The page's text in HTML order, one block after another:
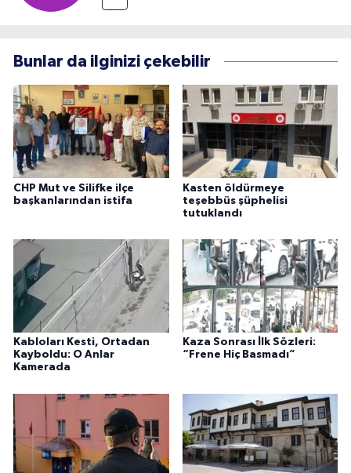
Bunlar da ilginizi çekebilir
CHP Mut ve Silifke ilçe
başkanlarından istifa
Kasten öldürmeye
teşebbüs şüphelisi
tutuklandı
Kabloları Kesti, Ortadan
Kayboldu: O Anlar
Kamerada
Kaza Sonrası İlk Sözleri:
“Frene Hiç Basmadı”